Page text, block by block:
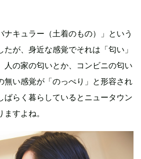
ナキュラー（土着のもの）」という
が、身近な感覚でそれは「匂い」
人の家の匂いとか、コンビニの匂い
無い感覚が「のっぺり」と形容され
ばらく暮らしているとニュータウン
すよね。